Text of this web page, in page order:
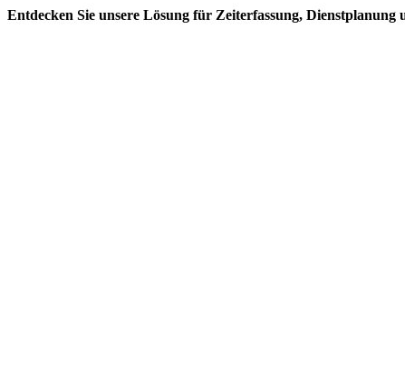
Entdecken Sie unsere Lösung für Zeiterfassung, Dienstplanung